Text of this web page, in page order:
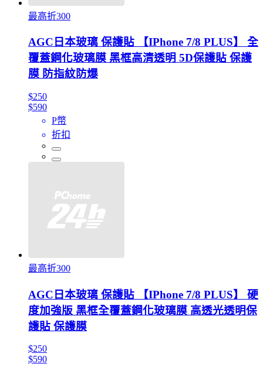
最高折300
AGC日本玻璃 保護貼 【IPhone 7/8 PLUS】 全
覆蓋鋼化玻璃膜 黑框高清透明 5D保護貼 保護
膜 防指紋防爆
$250
$590
P幣
折扣
最高折300
AGC日本玻璃 保護貼 【IPhone 7/8 PLUS】 硬
度加強版 黑框全覆蓋鋼化玻璃膜 高透光透明保
護貼 保護膜
$250
$590